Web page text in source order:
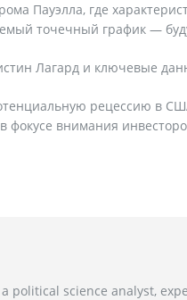
Пауэлла, где
точечный график —
Лагард и ключевые
рецессию в
фокусе внимания
political science analyst,